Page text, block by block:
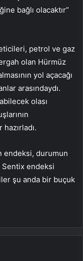
bağlı olacaktır”
petrol ve gaz
olan Hürmüz
yol açacağı
arasındaydı.
olası
endeksi, durumun
endeksi
şu anda bir buçuk